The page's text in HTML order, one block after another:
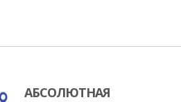
АБСОЛЮТНАЯ